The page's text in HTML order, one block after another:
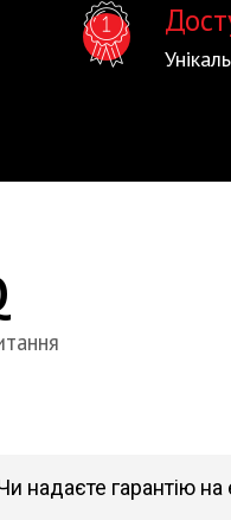
надаєте гарантію на